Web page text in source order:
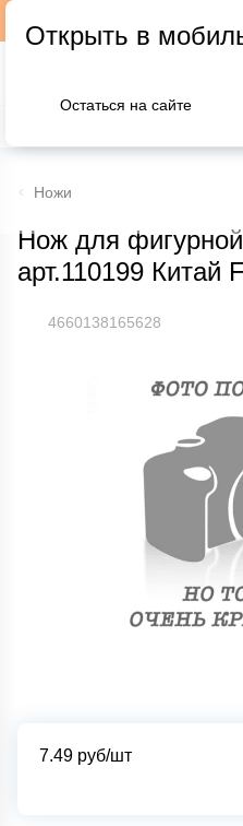
Ножи
Нож для фигурной
арт.110199 Китай
4660138165628
7.49 руб/шт
Открыть в
Остаться на сайте